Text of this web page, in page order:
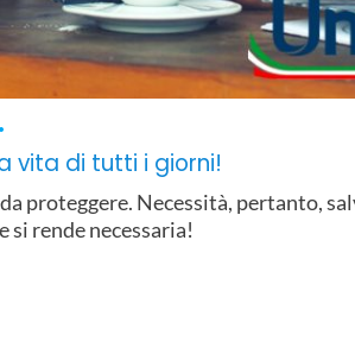
vita di tutti i giorni!
proteggere. Necessità, pertanto,
rende necessaria!